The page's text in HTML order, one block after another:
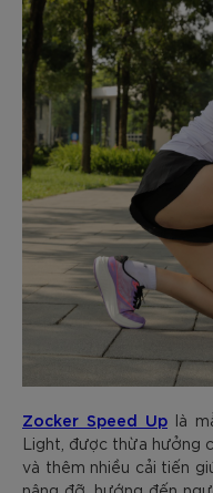
Zocker Speed Up là
Light, được thừa hưởng
và thêm nhiều cải tiến